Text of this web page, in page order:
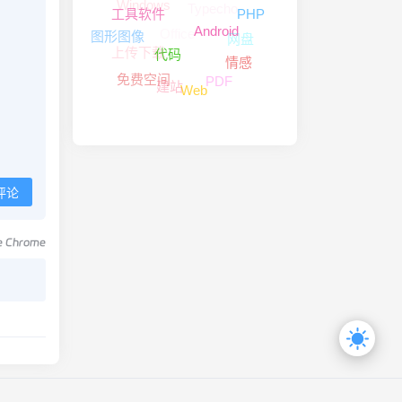
论
Chrome
工具软件
代码
Android
图形图像
免费空间
Web
情感
PHP
上传下载
建站 PDF
网盘